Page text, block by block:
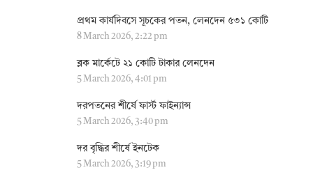
প্রথম কার্যদিবসে সূচকের পতন, লেনদেন ৫৩১ কোটি
8 March 2026, 2:22 pm
ব্লক মার্কেটে ২১ কোটি টাকার লেনদেন
5 March 2026, 4:01 pm
দরপতনের শীর্ষে ফার্স্ট ফাইন্যান্স
5 March 2026, 3:40 pm
দর বৃদ্ধির শীর্ষে ইনটেক
5 March 2026, 3:19 pm